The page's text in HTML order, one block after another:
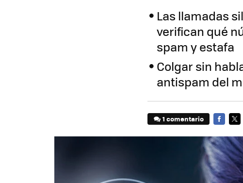
Las llamadas
verifican qué
spam y estafa
Colgar sin
antispam del
1 comentario